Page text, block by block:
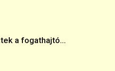
a fogathajtó...